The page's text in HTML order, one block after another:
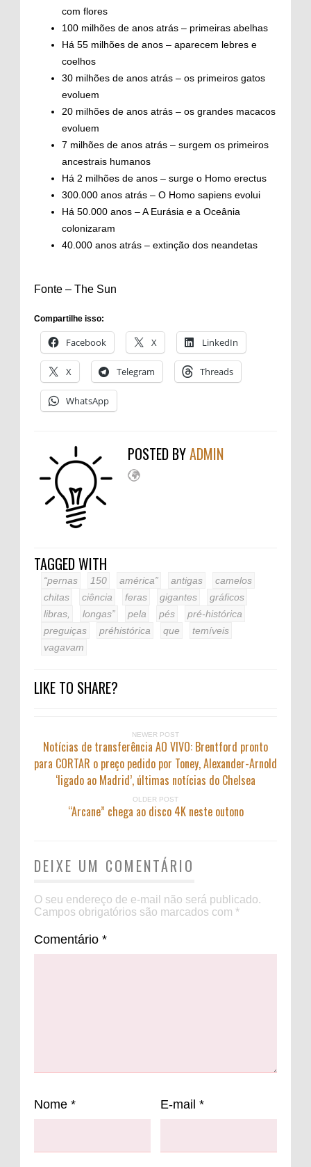
com flores
100 milhões de anos atrás – primeiras abelhas
Há 55 milhões de anos – aparecem lebres e
coelhos
30 milhões de anos atrás – os primeiros gatos
evoluem
20 milhões de anos atrás – os grandes macacos
evoluem
7 milhões de anos atrás – surgem os primeiros
ancestrais humanos
Há 2 milhões de anos – surge o Homo erectus
300.000 anos atrás – O Homo sapiens evolui
Há 50.000 anos – A Eurásia e a Oceânia
colonizaram
40.000 anos atrás – extinção dos neandetas
Fonte – The Sun
Compartilhe isso:
Facebook X LinkedIn
X Telegram Threads
WhatsApp
POSTED BYADMIN
TAGGED WITH
“pernas 150 américa” antigas
camelos
chitas
ciência feras gigantes
gráficos
libras,
longas” pela pés
pré-histórica
preguiças
préhistórica que
temíveis
vagavam
LIKE TO SHARE?
NEWER POST
Notícias de transferência AO VIVO: Brentford pronto
para CORTAR o preço pedido por Toney, Alexander-Arnold
‘ligado ao Madrid’, últimas notícias do Chelsea
OLDER POST
“Arcane” chega ao disco 4K neste outono
DEIXE UM COMENTÁRIO
O seu endereço de e-mail não será publicado.
Campos obrigatórios são marcados com *
Comentário *
Nome * E-mail *